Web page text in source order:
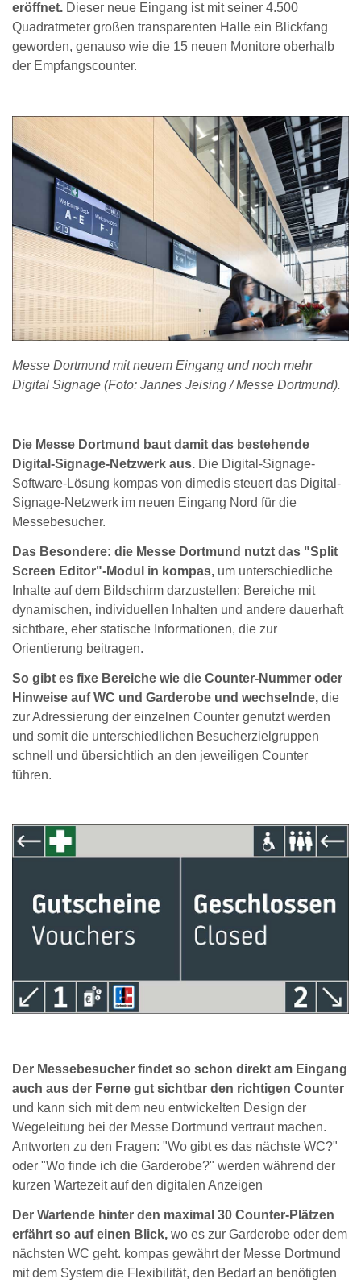
eröffnet. Dieser neue Eingang ist mit seiner 4.500
Quadratmeter großen transparenten Halle ein Blickfang
geworden, genauso wie die 15 neuen Monitore oberhalb
der Empfangscounter.
Messe Dortmund mit neuem Eingang und noch mehr
Digital Signage (Foto: Jannes Jeising / Messe Dortmund).
Die Messe Dortmund baut damit das bestehende
Digital-Signage-Netzwerk aus. Die Digital-Signage-
Software-Lösung kompas von dimedis steuert das Digital-
Signage-Netzwerk im neuen Eingang Nord für die
Messebesucher.
Das Besondere: die Messe Dortmund nutzt das "Split
Screen Editor"-Modul in kompas, um unterschiedliche
Inhalte auf dem Bildschirm darzustellen: Bereiche mit
dynamischen, individuellen Inhalten und andere dauerhaft
sichtbare, eher statische Informationen, die zur
Orientierung beitragen.
So gibt es fixe Bereiche wie die Counter-Nummer oder
Hinweise auf WC und Garderobe und wechselnde, die
zur Adressierung der einzelnen Counter genutzt werden
und somit die unterschiedlichen Besucherzielgruppen
schnell und übersichtlich an den jeweiligen Counter
führen.
Der Messebesucher findet so schon direkt am Eingang
auch aus der Ferne gut sichtbar den richtigen Counter
und kann sich mit dem neu entwickelten Design der
Wegeleitung bei der Messe Dortmund vertraut machen.
Antworten zu den Fragen: "Wo gibt es das nächste WC?"
oder "Wo finde ich die Garderobe?" werden während der
kurzen Wartezeit auf den digitalen Anzeigen
Der Wartende hinter den maximal 30 Counter-Plätzen
erfährt so auf einen Blick, wo es zur Garderobe oder dem
nächsten WC geht. kompas gewährt der Messe Dortmund
mit dem System die Flexibilität, den Bedarf an benötigten